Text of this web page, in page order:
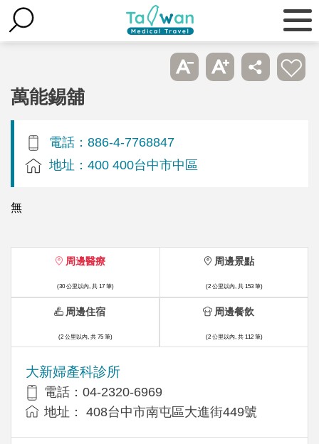
萬能錫舖
電話：886-4-7768847
地址：400 400台中市中區
無
周邊醫療
(30 公里以內, 共 17 筆)
大新婦產科診所
電話：04-2320-6969
地址： 408台中市南屯區大進街449號
周邊景點
(2 公里以內, 共 153 筆)
周邊住宿
(2 公里以內, 共 75 筆)
周邊餐飲
(2 公里以內, 共 112 筆)